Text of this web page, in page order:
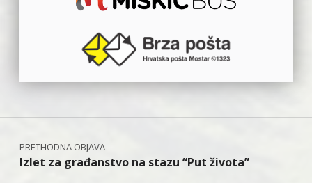
Navigacija objava
Izlet za građanstvo na stazu “Put života”